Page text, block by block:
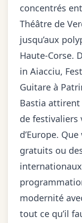
concentrés
Théâtre de
jusqu’aux
Haute-Corse.
in Aiacciu,
Guitare à
Bastia attirent
de festivaliers
d’Europe.
gratuits ou
modernité
tout ce qu’il